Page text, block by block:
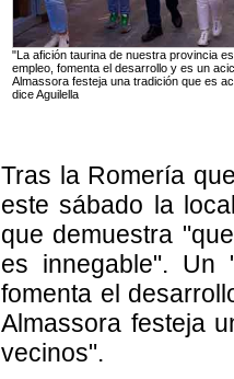
"La afición taurina de nuestra provincia
empleo, fomenta el desarrollo y es un
Almassora festeja una tradición que es
dice Aguilella
Tras la Romería
este sábado la
que demuestra
es innegable". Un
fomenta el
Almassora festeja
vecinos".